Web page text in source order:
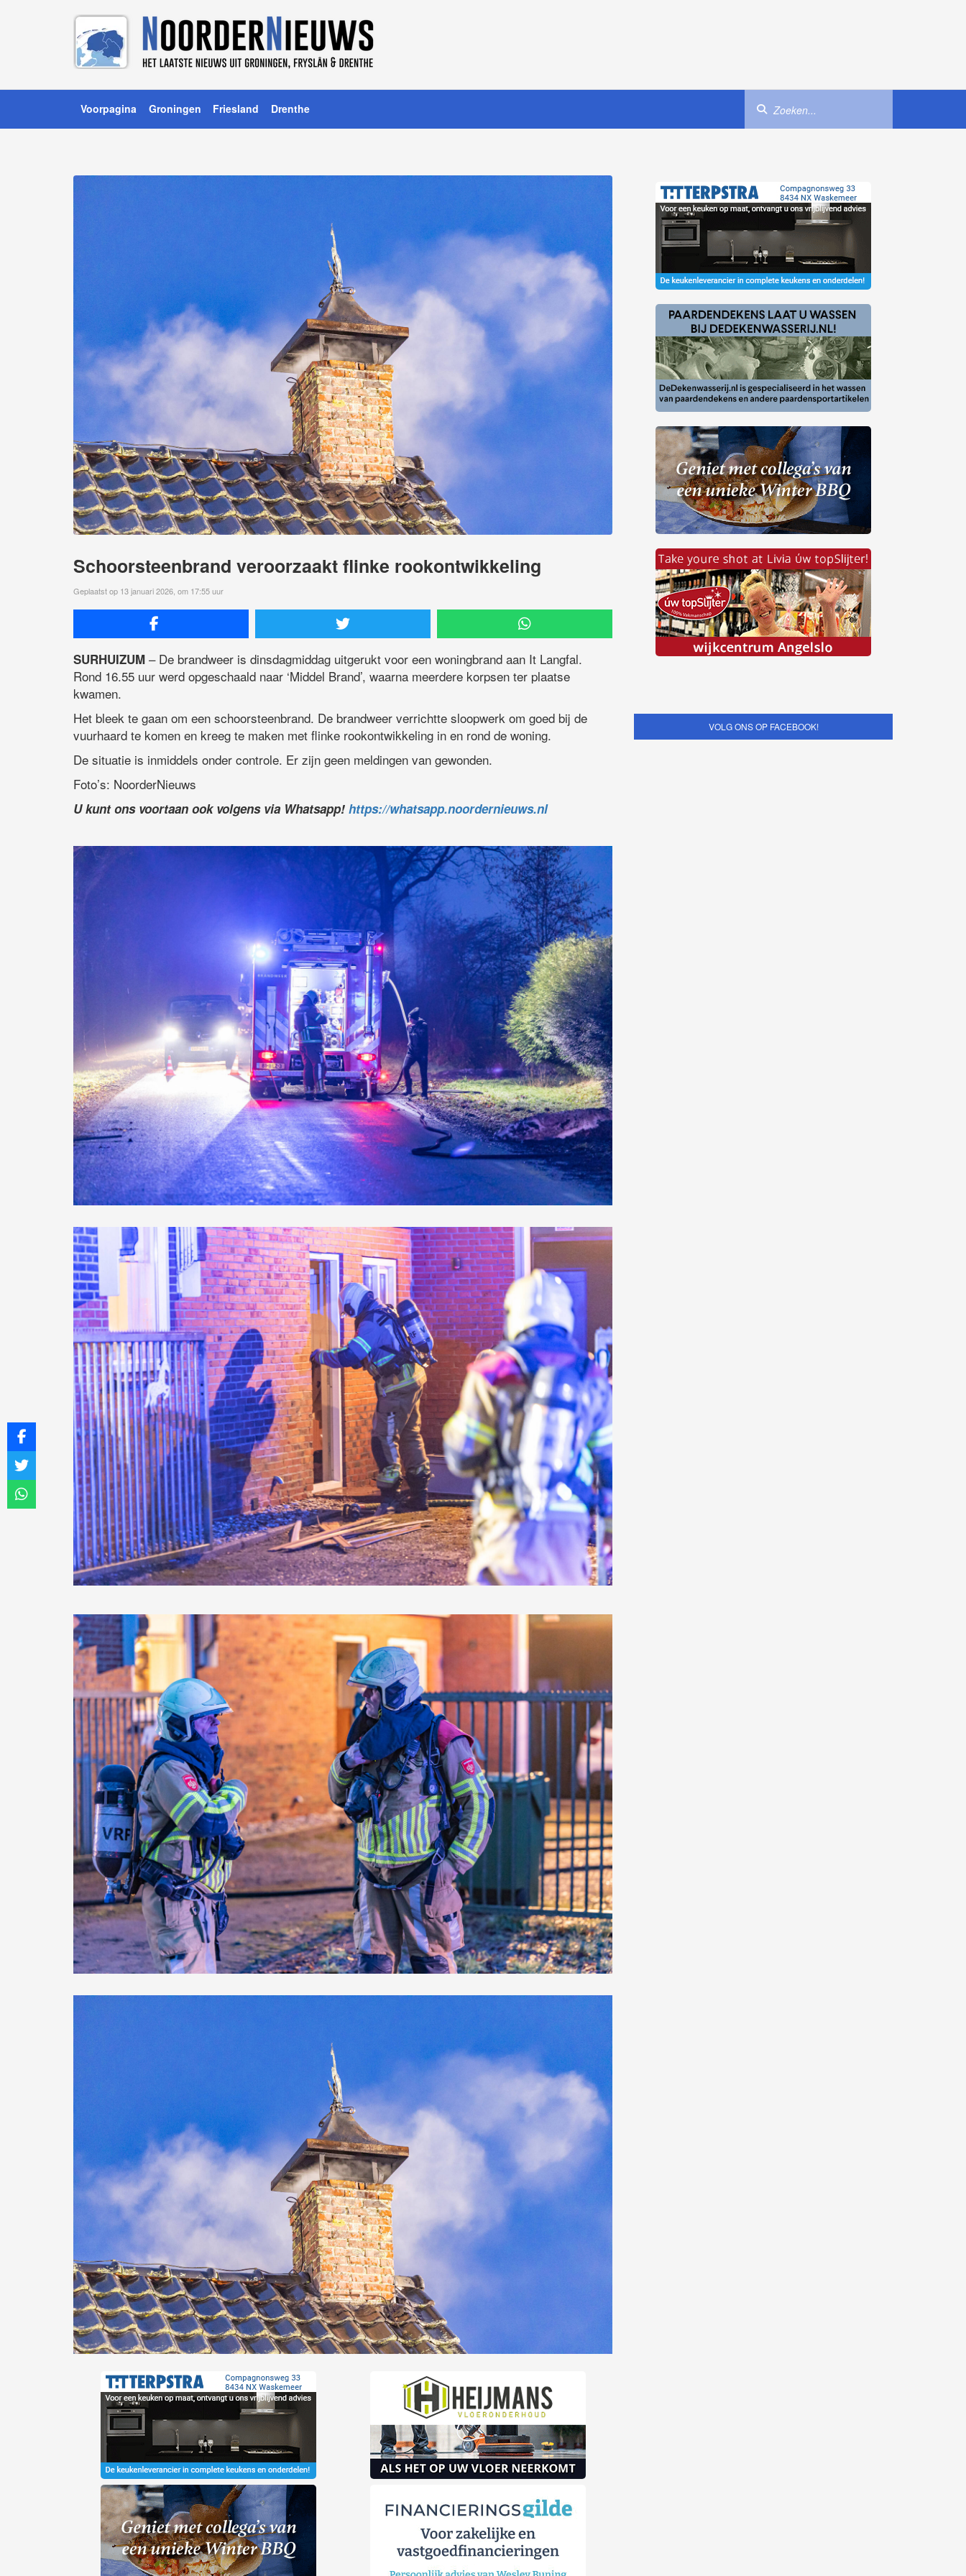
Voorpagina Groningen Friesland Drenthe
Schoorsteenbrand veroorzaakt flinke rookontwikkeling
Geplaatst op 13 januari 2026, om 17:55 uur
SURHUIZUM – De brandweer is dinsdagmiddag uitgerukt voor een woningbrand aan It Langfal.
Rond 16.55 uur werd opgeschaald naar ‘Middel Brand’, waarna meerdere korpsen ter plaatse
kwamen.
Het bleek te gaan om een schoorsteenbrand. De brandweer verrichtte sloopwerk om goed bij de
vuurhaard te komen en kreeg te maken met flinke rookontwikkeling in en rond de woning.
De situatie is inmiddels onder controle. Er zijn geen meldingen van gewonden.
Foto’s: NoorderNieuws
U kunt ons voortaan ook volgens via Whatsapp! https://whatsapp.noordernieuws.nl
VOLG ONS OP FACEBOOK!